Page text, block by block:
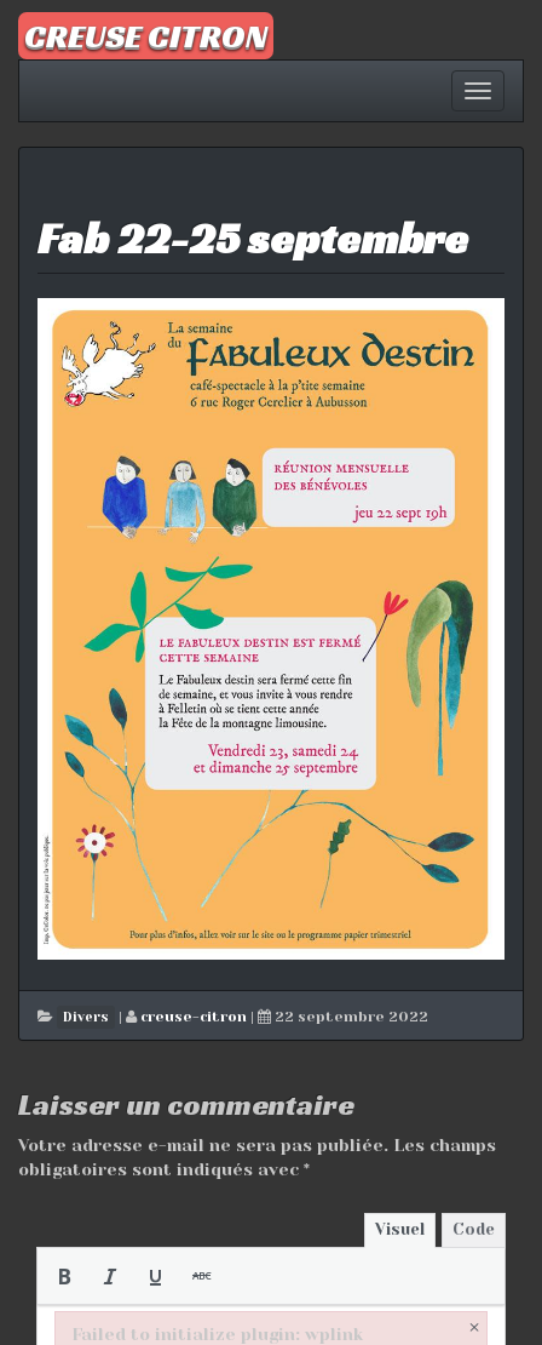
Aller
contenu
CREUSE CITRON
la
Fab 22-25 septembre
Divers | creuse-citron | 22 septembre 2022
Laisser un commentaire
Votre adresse e-mail ne sera pas publiée. Les champs
obligatoires sont indiqués avec *
Visuel Code
Failed to initialize plugin: wplink ×